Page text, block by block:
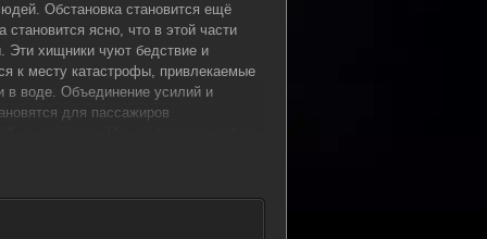
Обстановка становится ещё
становится ясно, что в этой части
Эти хищники чуют бедствие и
к месту катастрофы, привлекаемые
в воде. Объединение усилий и
для пассажиров
на выживании. В
неверный шаг может оказаться
что время работает против